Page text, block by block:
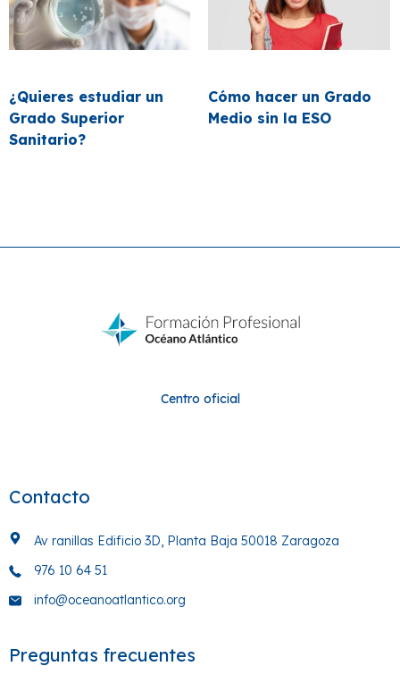
¿Quieres estudiar un
Grado Superior
Sanitario?
Cómo hacer un Grado
Medio sin la ESO
Centro oficial
Contacto
Av ranillas Edificio 3D, Planta Baja 50018 Zaragoza
976 10 64 51
info@oceanoatlantico.org
Preguntas frecuentes